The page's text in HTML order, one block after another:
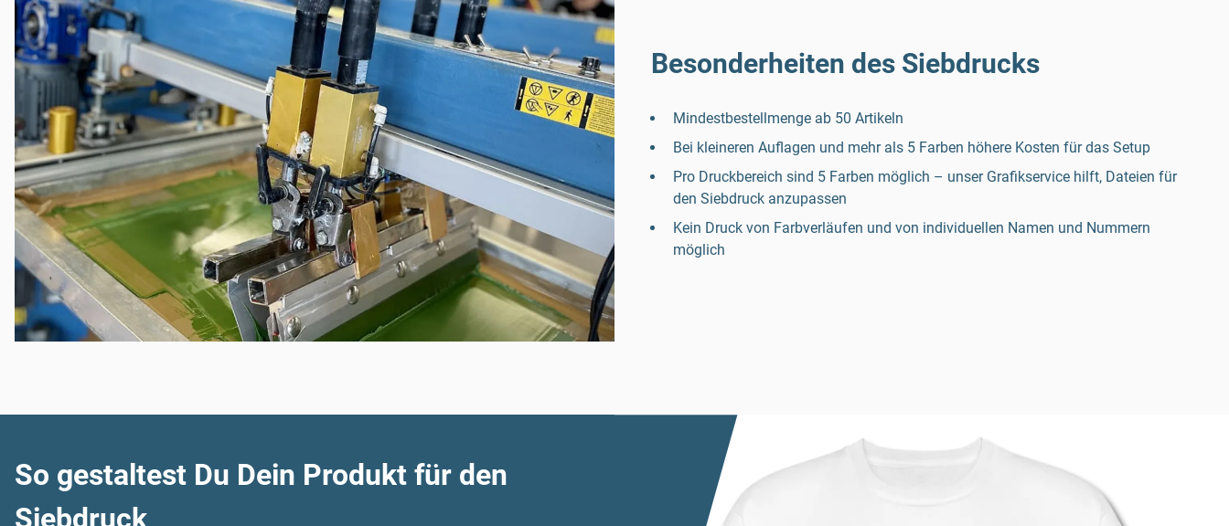
Besonderheiten des Siebdrucks
Mindestbestellmenge ab 50 Artikeln
Bei kleineren Auflagen und mehr als 5 Farben höhere Kosten für das Setup
Pro Druckbereich sind 5 Farben möglich – unser Grafikservice hilft, Dateien für
den Siebdruck anzupassen
Kein Druck von Farbverläufen und von individuellen Namen und Nummern
möglich
So gestaltest Du Dein Produkt für den
Siebdruck